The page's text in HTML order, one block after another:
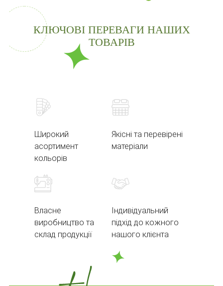
КЛЮЧОВІ ПЕРЕВАГИ НАШИХ
ТОВАРІВ
Широкий
асортимент
кольорів
Якісні та перевірені
матеріали
Власне
виробництво та
склад продукції
Індивідуальний
підхід до кожного
нашого клієнта